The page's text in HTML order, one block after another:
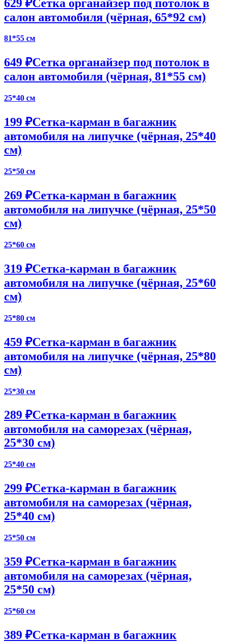
629 ₽Сетка органайзер под потолок в
салон автомобиля (чёрная, 65*92 см)
81*55 см
649 ₽Сетка органайзер под потолок в
салон автомобиля (чёрная, 81*55 см)
25*40 см
199 ₽Сетка-карман в багажник
автомобиля на липучке (чёрная, 25*40
см)
25*50 см
269 ₽Сетка-карман в багажник
автомобиля на липучке (чёрная, 25*50
см)
25*60 см
319 ₽Сетка-карман в багажник
автомобиля на липучке (чёрная, 25*60
см)
25*80 см
459 ₽Сетка-карман в багажник
автомобиля на липучке (чёрная, 25*80
см)
25*30 см
289 ₽Сетка-карман в багажник
автомобиля на саморезах (чёрная,
25*30 см)
25*40 см
299 ₽Сетка-карман в багажник
автомобиля на саморезах (чёрная,
25*40 см)
25*50 см
359 ₽Сетка-карман в багажник
автомобиля на саморезах (чёрная,
25*50 см)
25*60 см
389 ₽Сетка-карман в багажник